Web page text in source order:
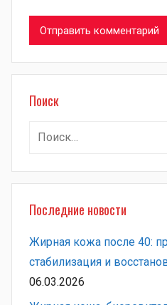
Поиск
Найти:
Последние новости
Жирная кожа после 40:
стабилизация и
06.03.2026